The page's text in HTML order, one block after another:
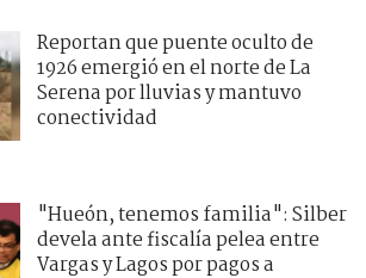
Reportan que puente oculto de
1926 emergió en el norte de La
Serena por lluvias y mantuvo
conectividad
"Hueón, tenemos familia": Silber
devela ante fiscalía pelea entre
Vargas y Lagos por pagos a